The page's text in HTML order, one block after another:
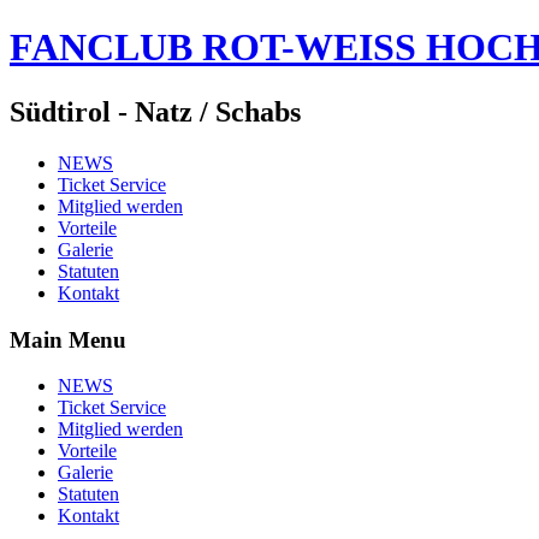
FANCLUB ROT-WEISS
Südtirol - Natz / Schabs
NEWS
Ticket Service
Mitglied werden
Vorteile
Galerie
Statuten
Kontakt
Main Menu
NEWS
Ticket Service
Mitglied werden
Vorteile
Galerie
Statuten
Kontakt